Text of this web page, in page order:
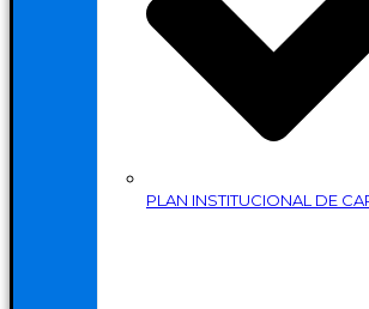
PLAN INSTITUCIONAL DE